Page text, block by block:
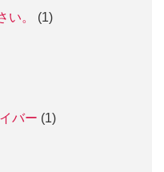
い。 (1)
バー (1)